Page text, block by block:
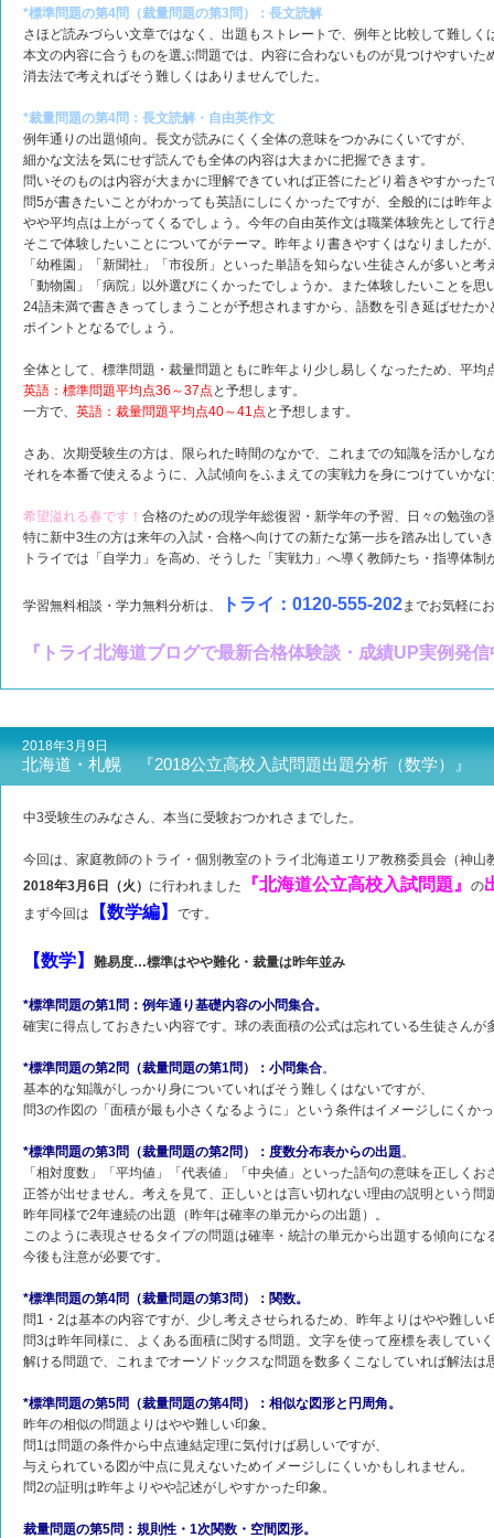
*標準問題の第4問（裁量問題の第3問）：長文読解
さほど読みづらい文章ではなく、出題もストレートで、例年と比較して難しく
本文の内容に合うものを選ぶ問題では、内容に合わないものが見つけやすいた
消去法で考えればそう難しくはありませんでした。
*裁量問題の第4問：長文読解・自由英作文
例年通りの出題傾向。長文が読みにくく全体の意味をつかみにくいですが、
細かな文法を気にせず読んでも全体の内容は大まかに把握できます。
問いそのものは内容が大まかに理解できていれば正答にたどり着きやすかった
問5が書きたいことがわかっても英語にしにくかったですが、全般的には昨年
やや平均点は上がってくるでしょう。今年の自由英作文は職業体験先として行
そこで体験したいことについてがテーマ。昨年より書きやすくはなりましたが
「幼稚園」「新聞社」「市役所」といった単語を知らない生徒さんが多いと考
「動物園」「病院」以外選びにくかったでしょうか。また体験したいことを思
24語未満で書ききってしまうことが予想されますから、語数を引き延ばせたか
ポイントとなるでしょう。
全体として、標準問題・裁量問題ともに昨年より少し易しくなったため、平均
英語：標準問題平均点36～37点 と予想します。
一方で、 英語：裁量問題平均点40～41点 と予想します。
さあ、次期受験生の方は、限られた時間のなかで、これまでの知識を活かしな
それを本番で使えるように、入試傾向をふまえての実戦力を身につけていかな
希望溢れる春です！ 合格のための現学年総復習・新学年の予習、日々の勉強の
特に新中3生の方は来年の入試・合格へ向けての新たな第一歩を踏み出してい
トライでは「自学力」を高め、そうした「実戦力」へ導く教師たち・指導体制
学習無料相談・学力無料分析は、 トライ：0120-555-202までお気軽に
『トライ北海道ブログで最新合格体験談・成績UP実例発
2018年3月9日
北海道・札幌 『2018公立高校入試問題出題分析（数学）』
中3受験生のみなさん、本当に受験おつかれさまでした。
今回は、家庭教師のトライ・個別教室のトライ北海道エリア教務委員会（神山
2018年3月6日（火） に行われました 『北海道公立高校入試問題』 の
まず今回は 【数学編】 です。
【数学】 難易度…標準はやや難化・裁量は昨年並み
*標準問題の第1問：例年通り基礎内容の小問集合。
確実に得点しておきたい内容です。球の表面積の公式は忘れている生徒さんが
*標準問題の第2問（裁量問題の第1問）：小問集合。
基本的な知識がしっかり身についていればそう難しくはないですが、
問3の作図の「面積が最も小さくなるように」という条件はイメージしにくか
*標準問題の第3問（裁量問題の第2問）：度数分布表からの出題。
「相対度数」「平均値」「代表値」「中央値」といった語句の意味を正しくお
正答が出せません。考えを見て、正しいとは言い切れない理由の説明という問
昨年同様で2年連続の出題（昨年は確率の単元からの出題）。
このように表現させるタイプの問題は確率・統計の単元から出題する傾向にな
今後も注意が必要です。
*標準問題の第4問（裁量問題の第3問）：関数。
問1・2は基本の内容ですが、少し考えさせられるため、昨年よりはやや難しい
問3は昨年同様に、よくある面積に関する問題。文字を使って座標を表してい
解ける問題で、これまでオーソドックスな問題を数多くこなしていれば解法は
*標準問題の第5問（裁量問題の第4問）：相似な図形と円周角。
昨年の相似の問題よりはやや難しい印象。
問1は問題の条件から中点連結定理に気付けば易しいですが、
与えられている図が中点に見えないためイメージしにくいかもしれません。
問2の証明は昨年よりやや記述がしやすかった印象。
裁量問題の第5問：規則性・1次関数・空間図形。